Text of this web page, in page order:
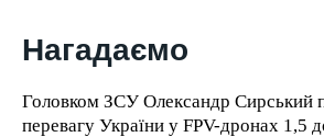
Нагадаємо
Головком ЗСУ Олександр Сирський
перевагу України у FPV-дронах 1,5